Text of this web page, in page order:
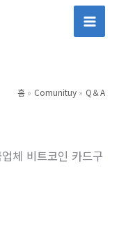
Main
홈 Comunituy Q＆A
체 비트코인 카드구